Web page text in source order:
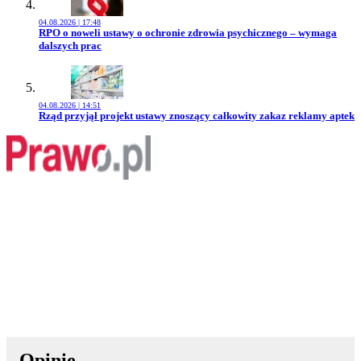
04.08.2026 | 17:48
Przejdź do artykułu:
RPO o noweli ustawy o ochronie zdrowia psychicznego – wymaga
dalszych prac
04.08.2026 | 14:51
Przejdź do artykułu:
Rząd przyjął projekt ustawy znoszący całkowity zakaz reklamy aptek